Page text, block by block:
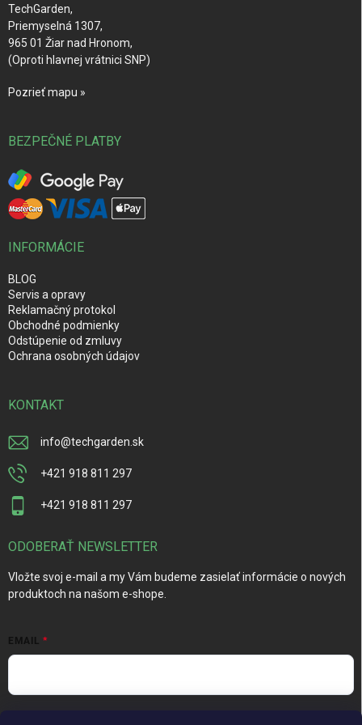
TechGarden,
Priemyselná 1307,
965 01 Žiar nad Hronom,
(Oproti hlavnej vrátnici SNP)
Pozrieť mapu »
BEZPEČNÉ PLATBY
INFORMÁCIE
BLOG
Servis a opravy
Reklamačný protokol
Obchodné podmienky
Odstúpenie od zmluvy
Ochrana osobných údajov
KONTAKT
info@techgarden.sk
+421 918 811 297
+421 918 811 297
ODOBERAŤ NEWSLETTER
Vložte svoj e-mail a my Vám budeme zasielať informácie o nových
produktoch na našom e-shope.
EMAIL